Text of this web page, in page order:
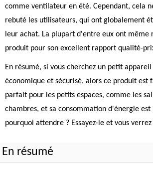
comme ventilateur en été. Cependant, cela
rebuté les utilisateurs, qui ont globalement
leur achat. La plupart d'entre eux ont même
produit pour son excellent rapport qualité-
En résumé, si vous cherchez un petit
économique et sécurisé, alors ce produit est
parfait pour les petits espaces, comme les
chambres, et sa consommation d'énergie est
pourquoi attendre ? Essayez-le et vous verrez
En résumé